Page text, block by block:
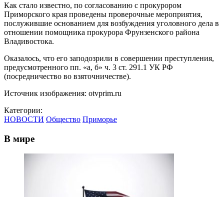
Как стало известно, по согласованию с прокурором
Приморского края проведены проверочные мероприятия,
послужившие основанием для возбуждения уголовного дела в
отношении помощника прокурора Фрунзенского района
Владивостока.
Оказалось, что его заподозрили в совершении преступления,
предусмотренного пп. «а, б» ч. 3 ст. 291.1 УК РФ
(посредничество во взяточничестве).
Источник изображения: otvprim.ru
Категории:
НОВОСТИ Общество Приморье
В мире